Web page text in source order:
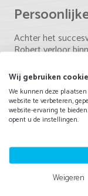
Achter het
Robert verloor
ingrijpende
persoonlijke
stoppen, gebruikte
latere werk bevat
de ervaringen die
waarderen juist
zichzelf in de
Optredens
Wij gebruiken
We kunnen deze
website te verbeteren,
website-ervaring te
opent u de instellingen.
Weigeren